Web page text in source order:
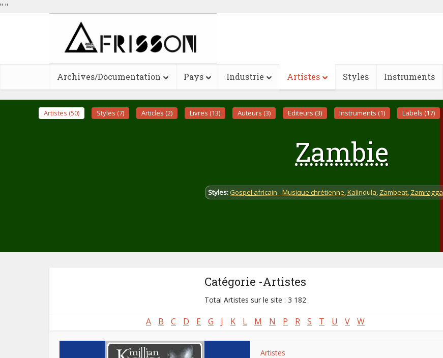
" "
Archives/Documentation Pays Industrie Artistes Styles Instruments
Artistes (50) Styles (7) Articles (2) Livres (13) Auteurs (3) Editeurs (3) Instruments (1) Labels (17)
Zambie
Styles:Gospel africain - Musique chrétienne,Kalindula, Zambeat, Zamragga
Catégorie -Artistes
Total Artistes sur le site : 3 182
A B C D E G J K L M N P R S T U V W
Artistes